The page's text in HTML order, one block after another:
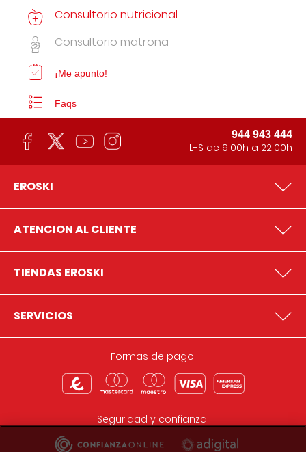
Consultorio nutricional
Consultorio matrona
¡Me apunto!
Faqs
944 943 444
L-S de 9:00h a 22:00h
EROSKI
ATENCION AL CLIENTE
TIENDAS EROSKI
SERVICIOS
Formas de pago:
Seguridad y confianza: